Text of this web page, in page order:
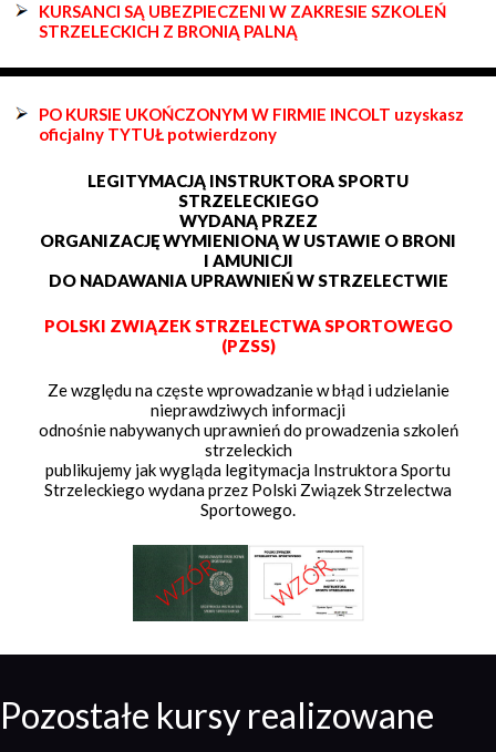
KURSANCI SĄ UBEZPIECZENI W ZAKRESIE SZKOLEŃ
STRZELECKICH Z BRONIĄ PALNĄ
PO KURSIE UKOŃCZONYM W FIRMIE INCOLT uzyskasz
oficjalny TYTUŁ potwierdzony
LEGITYMACJĄ INSTRUKTORA SPORTU
STRZELECKIEGO
WYDANĄ PRZEZ
ORGANIZACJĘ WYMIENIONĄ W USTAWIE O BRONI
I AMUNICJI
DO NADAWANIA UPRAWNIEŃ W STRZELECTWIE
POLSKI ZWIĄZEK STRZELECTWA SPORTOWEGO
(PZSS)
Ze względu na częste wprowadzanie w błąd i udzielanie
nieprawdziwych informacji
odnośnie nabywanych uprawnień do prowadzenia szkoleń
strzeleckich
publikujemy jak wygląda legitymacja Instruktora Sportu
Strzeleckiego wydana przez Polski Związek Strzelectwa
Sportowego.
Pozostałe kursy realizowane